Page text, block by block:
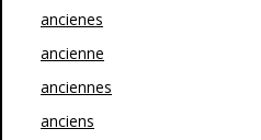
ancienes
ancienne
anciennes
anciens